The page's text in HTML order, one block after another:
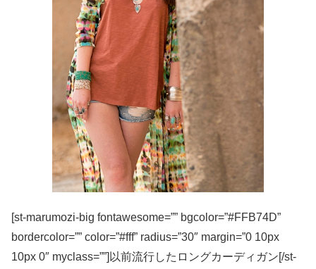
[st-marumozi-big fontawesome=”” bgcolor=”#FFB74D”
bordercolor=”” color=”#fff” radius=”30″ margin=”0 10px
10px 0″ myclass=””]以前流行したロングカーディガン[/st-